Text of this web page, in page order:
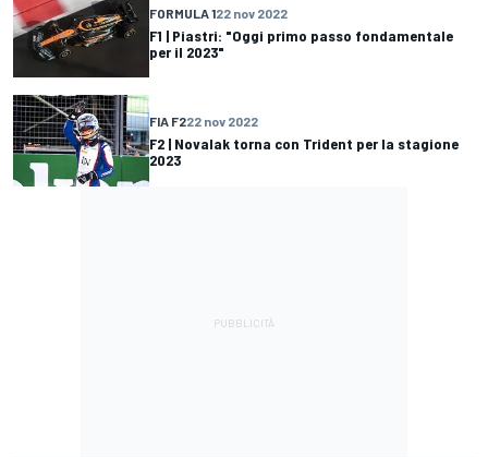
FORMULA 122 nov 2022
F1 | Piastri: "Oggi primo passo fondamentale
per il 2023"
FIA F222 nov 2022
F2 | Novalak torna con Trident per la stagione
2023